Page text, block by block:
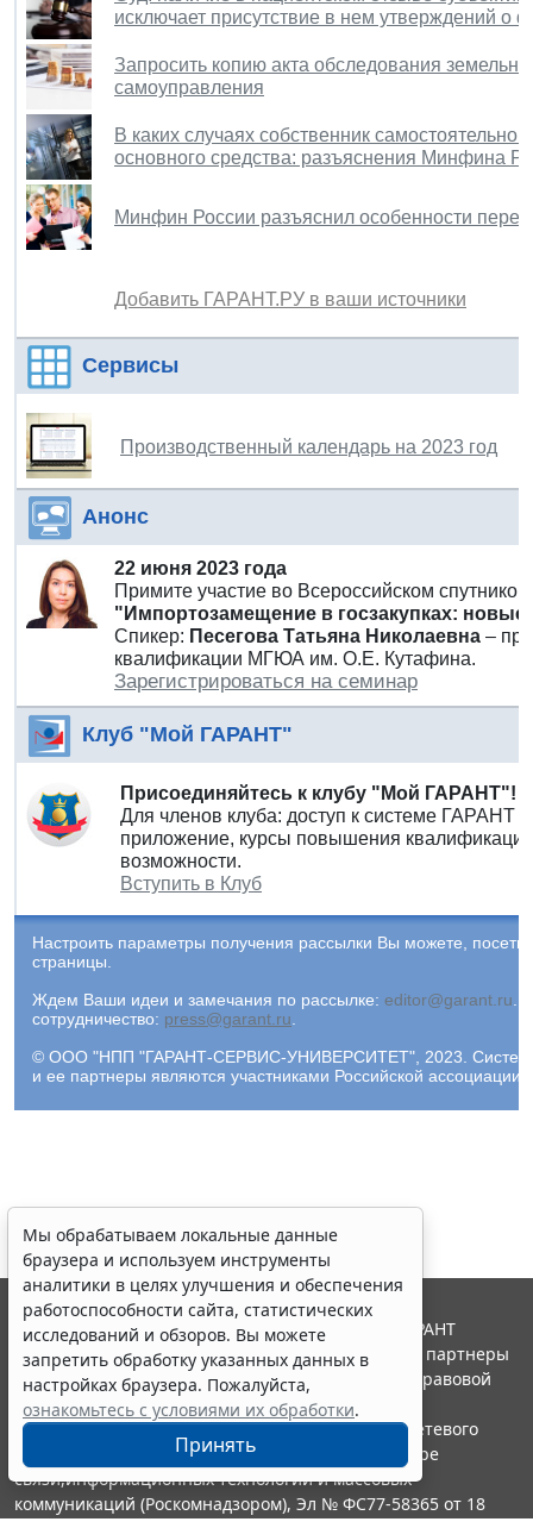
исключает присутствие в нем утверждений о
Запросить копию акта обследования
самоуправления
В каких случаях собственник самостоятельно
основного средства: разъяснения Минфина
Минфин России разъяснил особенности
Добавить ГАРАНТ.РУ в ваши источники
Сервисы
Производственный календарь на 2023 год
Анонс
22 июня 2023 года
Примите участие во Всероссийском
"Импортозамещение в госзакупках:
Спикер: Песегова Татьяна Николаевна –
квалификации МГЮА им. О.Е. Кутафина.
Зарегистрироваться на семинар
Клуб "Мой ГАРАНТ"
Присоединяйтесь к клубу "Мой ГАРАНТ"!
Для членов клуба: доступ к системе ГАРАНТ
приложение, курсы повышения
возможности.
Вступить в Клуб
Настроить параметры получения рассылки Вы можете,
страницы.
Ждем Ваши идеи и замечания по рассылке: editor@garant.ru
сотрудничество: press@garant.ru
© ООО "НПП "ГАРАНТ-СЕРВИС-УНИВЕРСИТЕТ", 2023. Система
и ее партнеры являются участниками Российской
Мы обрабатываем локальные данные
браузера и используем инструменты
аналитики в целях улучшения и обеспечения
работоспособности сайта, статистических
исследований и обзоров. Вы можете
запретить обработку указанных данных в
настройках браузера. Пожалуйста,
ознакомьтесь с условиями их обработки.
Принять
© ООО "НПП "ГАРАНТ-СЕРВИС", 2026. Система ГАРАНТ
выпускается с 1990 года. Компания "Гарант" и ее партнеры
являются участниками Российской ассоциации правовой
информации ГАРАНТ.
Портал ГАРАНТ.РУ зарегистрирован в качестве сетевого
издания Федеральной службой по надзору в сфере
связи,информационных технологий и массовых
коммуникаций (Роскомнадзором), Эл № ФС77-58365 от 18